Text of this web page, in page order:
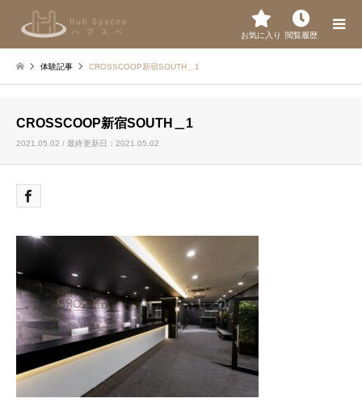
お気に入り 閲覧履歴
体験記事 CROSSCOOP新宿SOUTH＿1
CROSSCOOP新宿SOUTH＿1
2021.05.02 / 最終更新日：2021.05.02